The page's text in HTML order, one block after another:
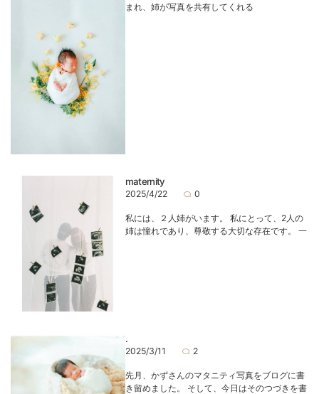
まれ、姉が写真を共有してくれる
maternity
2025/4/22 0
私には、２人姉がいます。 私にとって、2人の
姉は憧れであり、尊敬する大切な存在です。 一
.
2025/3/11 2
先月、かずさんのマタニティ写真をブログに書
き留めました。 そして、今日はそのつづきを書